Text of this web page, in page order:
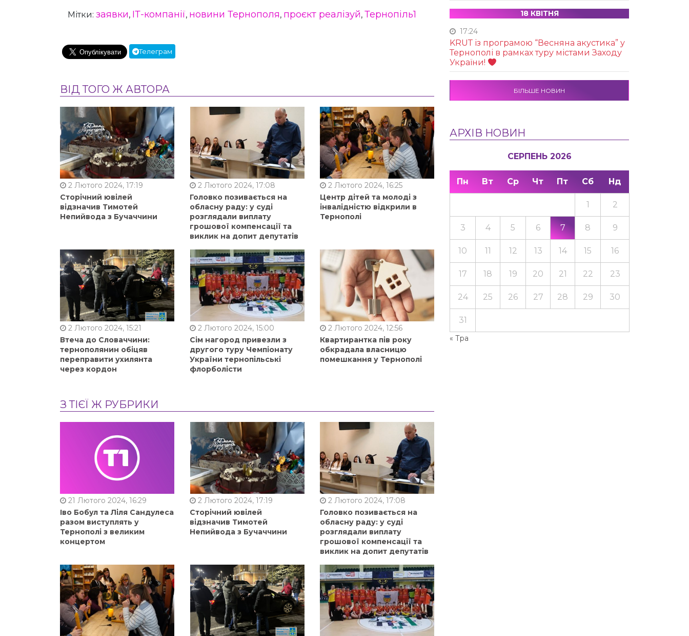
Мітки: заявки, ІТ-компанії, новини Тернополя, проєкт реалізуй, Тернопіль1
Телеграм
ВІД ТОГО Ж АВТОРА
2 Лютого 2024, 17:19
Сторічний ювілей
відзначив Тимотей
Непийвода з Бучаччини
2 Лютого 2024, 17:08
Головко позивається на
обласну раду: у суді
розглядали виплату
грошової компенсації та
виклик на допит депутатів
2 Лютого 2024, 16:25
Центр дітей та молоді з
інвалідністю відкрили в
Тернополі
2 Лютого 2024, 15:21
Втеча до Словаччини:
тернополянин обіцяв
переправити ухилянта
через кордон
2 Лютого 2024, 15:00
Сім нагород привезли з
другого туру Чемпіонату
України тернопільські
флорболісти
2 Лютого 2024, 12:56
Квартирантка пів року
обкрадала власницю
помешкання у Тернополі
З ТІЄЇ Ж РУБРИКИ
21 Лютого 2024, 16:29
Іво Бобул та Ліля Сандулеса
разом виступлять у
Тернополі з великим
концертом
2 Лютого 2024, 17:19
Сторічний ювілей
відзначив Тимотей
Непийвода з Бучаччини
2 Лютого 2024, 17:08
Головко позивається на
обласну раду: у суді
розглядали виплату
грошової компенсації та
виклик на допит депутатів
18 КВІТНЯ
17:24
KRUТ із програмою “Весняна акустика” у
Тернополі в рамках туру містами Заходу
України!
БІЛЬШЕ НОВИН
АРХІВ НОВИН
СЕРПЕНЬ 2026
Пн Вт Ср Чт Пт Сб Нд
« Тра
1 2
3 4 5 6 7 8 9
10 11 12 13 14 15 16
17 18 19 20 21 22 23
24 25 26 27 28 29 30
31